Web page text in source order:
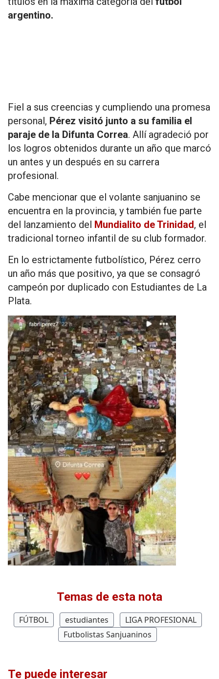
argentino.
Fiel a sus creencias y cumpliendo una promesa
personal, Pérez visitó junto a su familia el
paraje de la Difunta Correa. Allí agradeció por
los logros obtenidos durante un año que marcó
un antes y un después en su carrera
profesional.
Cabe mencionar que el volante sanjuanino se
encuentra en la provincia, y también fue parte
del lanzamiento del Mundialito de Trinidad, el
tradicional torneo infantil de su club formador.
En lo estrictamente futbolístico, Pérez cerro
un año más que positivo, ya que se consagró
campeón por duplicado con Estudiantes de La
Plata.
Temas de esta nota
FÚTBOL estudiantes
LIGA PROFESIONAL
Futbolistas Sanjuaninos
Te puede interesar